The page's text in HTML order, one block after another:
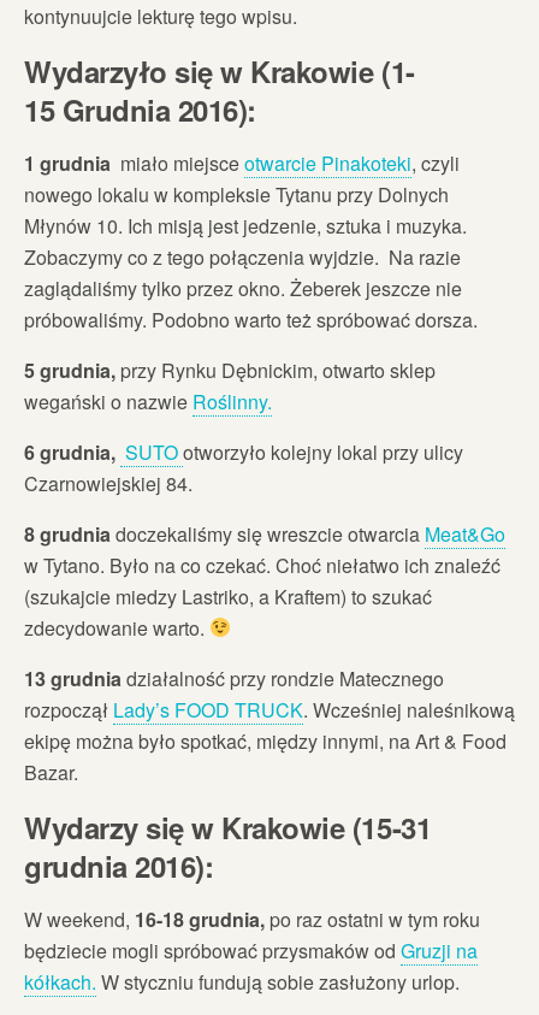
kontynuujcie lekturę tego wpisu.
Wydarzyło się w Krakowie (1-
15 Grudnia 2016):
1 grudnia miało miejsceotwarcie Pinakoteki, czyli
nowego lokalu w kompleksie Tytanu przy Dolnych
Młynów 10. Ich misją jest jedzenie, sztuka i muzyka.
Zobaczymy co z tego połączenia wyjdzie. Na razie
zaglądaliśmy tylko przez okno. Żeberek jeszcze nie
próbowaliśmy. Podobno warto też spróbować dorsza.
5 grudnia, przy Rynku Dębnickim, otwarto sklep
wegański o nazwie Roślinny.
6 grudnia, SUTOotworzyło kolejny lokal przy ulicy
Czarnowiejskiej 84.
8 grudnia doczekaliśmy się wreszcie otwarcia Meat&Go
w Tytano. Było na co czekać. Choć niełatwo ich znaleźć
(szukajcie miedzy Lastriko, a Kraftem) to szukać
zdecydowanie warto.
13 grudnia działalność przy rondzie Matecznego
rozpoczął Lady’s FOOD TRUCK. Wcześniej naleśnikową
ekipę można było spotkać, między innymi, na Art & Food
Bazar.
Wydarzy się w Krakowie (15-31
grudnia 2016):
W weekend, 16-18 grudnia, po raz ostatni w tym roku
będziecie mogli spróbować przysmaków od Gruzji na
kółkach. W styczniu fundują sobie zasłużony urlop.